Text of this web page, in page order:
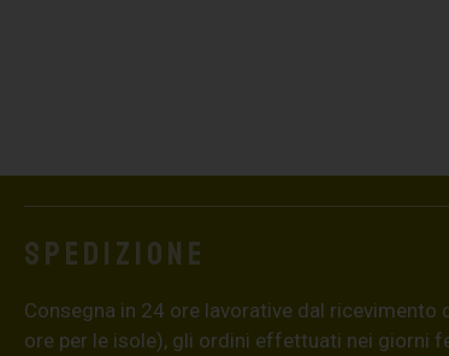
Spedizione
Consegna in 24 ore lavorative dal ricevimento
ore per le isole), gli ordini effettuati nei giorni